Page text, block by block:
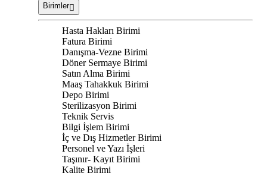
Birimler
Hasta Hakları Birimi
Fatura Birimi
Danışma-Vezne Birimi
Döner Sermaye Birimi
Satın Alma Birimi
Maaş Tahakkuk Birimi
Depo Birimi
Sterilizasyon Birimi
Teknik Servis
Bilgi İşlem Birimi
İç ve Dış Hizmetler Birimi
Personel ve Yazı İşleri
Taşınır- Kayıt Birimi
Kalite Birimi